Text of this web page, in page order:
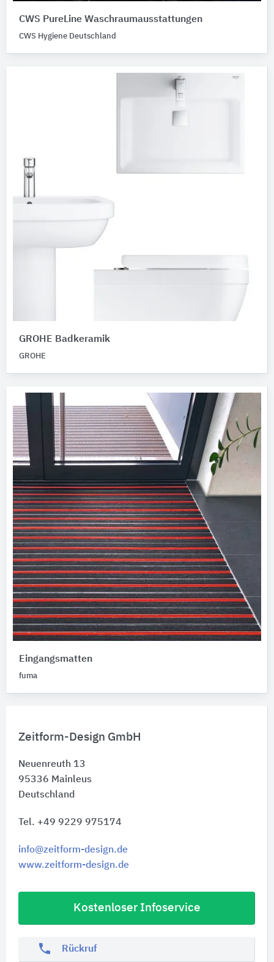
Zeitform-Design GmbH
Neuenreuth 13
95336 Mainleus
Deutschland
Tel. +49 9229 975174
info@zeitform-design.de
www.zeitform-design.de
Kostenloser Infoservice
phone Rückruf
CWS PureLine Waschraumausstattungen
CWS Hygiene Deutschland
GROHE Badkeramik
GROHE
Eingangsmatten
fuma